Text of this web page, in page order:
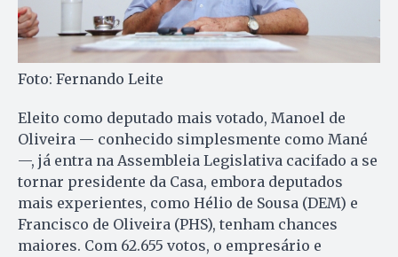
Foto: Fernando Leite
Eleito como deputado mais votado, Manoel de
Oliveira — conhecido simplesmente como Mané
—, já entra na Assembleia Legislativa cacifado a se
tornar presidente da Casa, embora deputados
mais experientes, como Hélio de Sousa (DEM) e
Francisco de Oliveira (PHS), tenham chances
maiores. Com 62.655 votos, o empresário e